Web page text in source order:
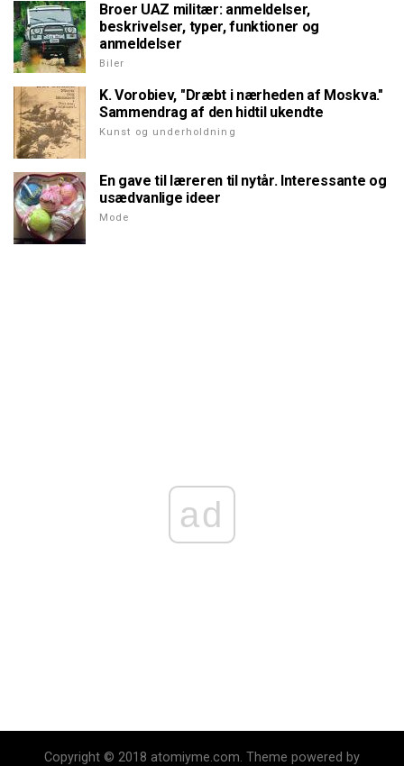
Broer UAZ militær: anmeldelser,
beskrivelser, typer, funktioner og
anmeldelser
Biler
K. Vorobiev, "Dræbt i nærheden af Moskva."
Sammendrag af den hidtil ukendte
Kunst og underholdning
En gave til læreren til nytår. Interessante og
usædvanlige ideer
Mode
ad
Copyright © 2018 atomiyme.com. Theme powered by